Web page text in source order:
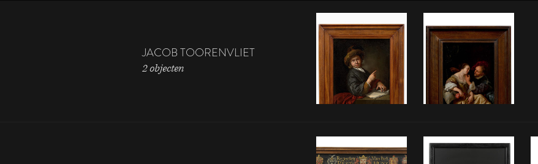
JACOB TOORENVLIET
2 objecten